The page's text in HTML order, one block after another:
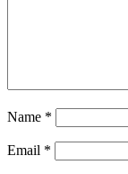
Name *
Email *